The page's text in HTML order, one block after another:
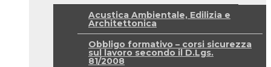
Acustica Ambientale, Edilizia e
Architettonica
Obbligo formativo – corsi sicurezza
sul lavoro secondo il D.Lgs.
81/2008